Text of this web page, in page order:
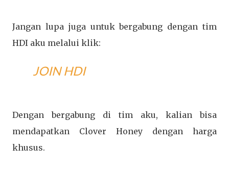
Jangan lupa juga untuk bergabung dengan tim
HDI aku melalui klik:
JOIN HDI
Dengan bergabung di tim aku, kalian bisa
mendapatkan Clover Honey dengan harga
khusus.